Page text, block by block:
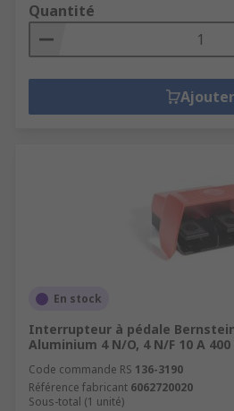
Quantité
Ajouter
En stock
Interrupteur à pédale
Aluminium 4 N/O, 4 N/F 10 A 400
Code commande RS 136-3190
Référence fabricant 6062720020
Sous-total (1 unité)